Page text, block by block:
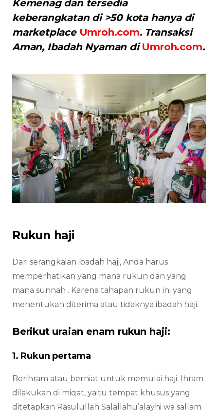
Kemenag dan tersedia
keberangkatan di >50 kota hanya di
marketplace Umroh.com. Transaksi
Aman, Ibadah Nyaman diUmroh.com.
Rukun haji
Dari serangkaian ibadah haji, Anda harus
memperhatikan yang mana rukun dan yang
mana sunnah . Karena tahapan rukun ini yang
menentukan diterima atau tidaknya ibadah haji.
Berikut uraian enam rukun haji:
1. Rukun pertama
Berihram atau berniat untuk memulai haji. Ihram
dilakukan di miqat, yaitu tempat khusus yang
ditetapkan Rasulullah Salallahu’alayhi wa sallam